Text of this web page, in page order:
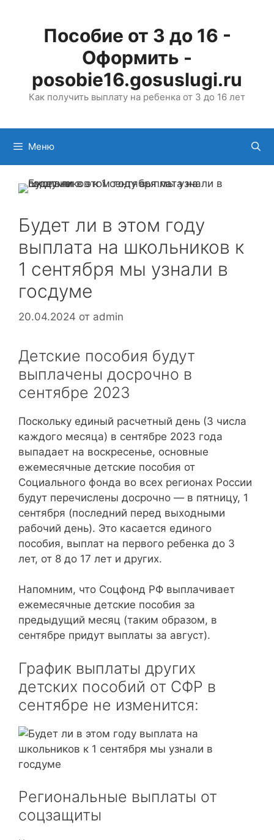
содержимомуПособие от 3 до 16 -
Оформить -
posobie16.gosuslugi.ru
Как получить выплату на ребенка от 3 до 16 лет
Меню
Будет ли в этом году
выплата на школьников к
1 сентября мы узнали в
госдуме
20.04.2024 от admin
Детские пособия будут
выплачены досрочно в
сентябре 2023
Поскольку единый расчетный день (3 числа
каждого месяца) в сентябре 2023 года
выпадает на воскресенье, основные
ежемесячные детские пособия от
Социального фонда во всех регионах России
будут перечислены досрочно — в пятницу, 1
сентября (последний перед выходными
рабочий день). Это касается единого
пособия, выплат на первого ребенка до 3
лет, от 8 до 17 лет и других.
Напомним, что Соцфонд РФ выплачивает
ежемесячные детские пособия за
предыдущий месяц (таким образом, в
сентябре придут выплаты за август).
График выплаты других
детских пособий от СФР в
сентябре не изменится:
Региональные выплаты от
соцзащиты